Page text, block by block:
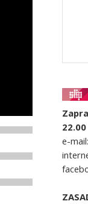
22.00
e-